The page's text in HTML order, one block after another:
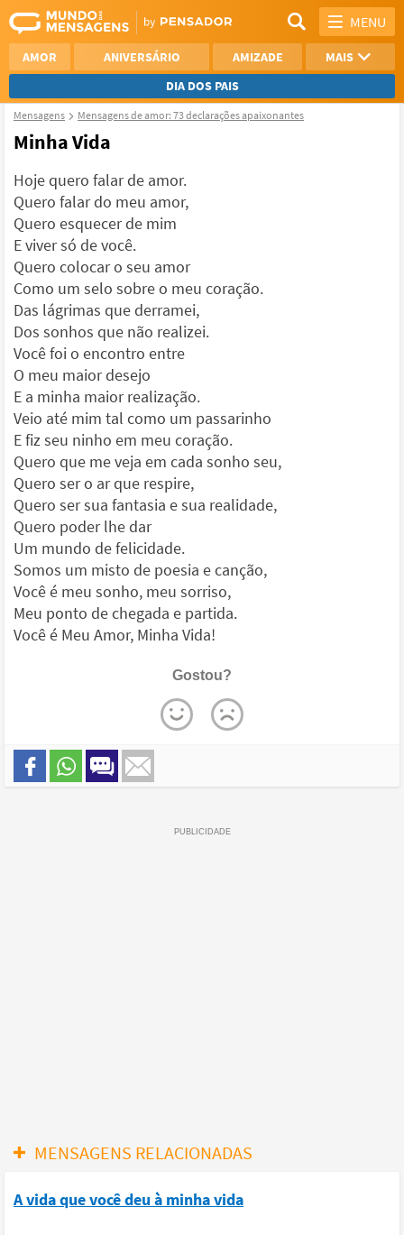
MENU
AMOR ANIVERSÁRIO AMIZADE
MAIS
DIA DOS PAIS
REFLEXÃO
NAMORO
Mensagens Mensagens de amor: 73 declarações apaixonantes
Minha Vida
Hoje quero falar de amor.
Quero falar do meu amor,
Quero esquecer de mim
E viver só de você.
Quero colocar o seu amor
Como um selo sobre o meu coração.
Das lágrimas que derramei,
Dos sonhos que não realizei.
Você foi o encontro entre
O meu maior desejo
E a minha maior realização.
Veio até mim tal como um passarinho
E fiz seu ninho em meu coração.
Quero que me veja em cada sonho seu,
Quero ser o ar que respire,
Quero ser sua fantasia e sua realidade,
Quero poder lhe dar
Um mundo de felicidade.
Somos um misto de poesia e canção,
Você é meu sonho, meu sorriso,
Meu ponto de chegada e partida.
Você é Meu Amor, Minha Vida!
Gostou?
MENSAGENS RELACIONADAS
A vida que você deu à minha vida